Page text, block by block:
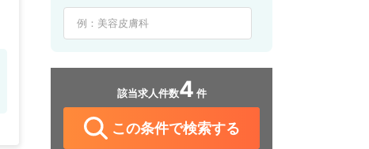
該当求人件数4 件
この条件で検索する